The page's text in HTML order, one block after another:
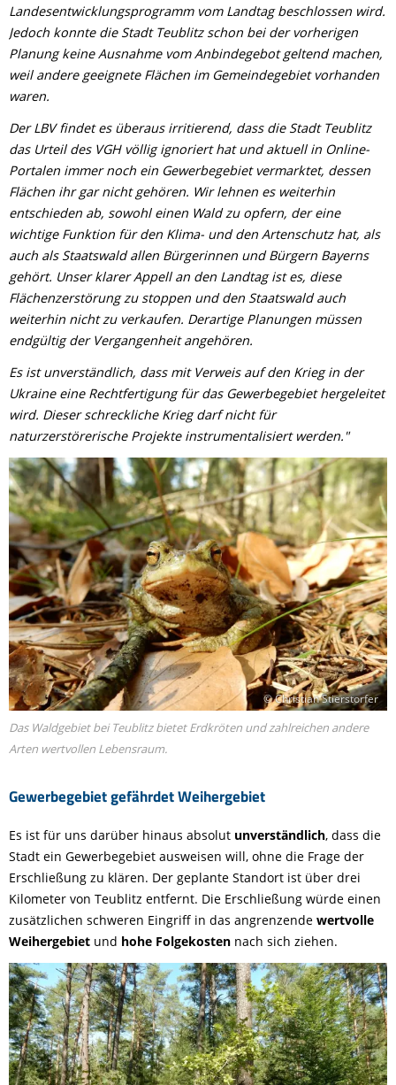
Landesentwicklungsprogramm vom Landtag beschlossen wird.
Jedoch konnte die Stadt Teublitz schon bei der vorherigen
Planung keine Ausnahme vom Anbindegebot geltend machen,
weil andere geeignete Flächen im Gemeindegebiet vorhanden
waren.
Der LBV findet es überaus irritierend, dass die Stadt Teublitz
das Urteil des VGH völlig ignoriert hat und aktuell in Online-
Portalen immer noch ein Gewerbegebiet vermarktet, dessen
Flächen ihr gar nicht gehören. Wir lehnen es weiterhin
entschieden ab, sowohl einen Wald zu opfern, der eine
wichtige Funktion für den Klima- und den Artenschutz hat, als
auch als Staatswald allen Bürgerinnen und Bürgern Bayerns
gehört. Unser klarer Appell an den Landtag ist es, diese
Flächenzerstörung zu stoppen und den Staatswald auch
weiterhin nicht zu verkaufen. Derartige Planungen müssen
endgültig der Vergangenheit angehören.
Es ist unverständlich, dass mit Verweis auf den Krieg in der
Ukraine eine Rechtfertigung für das Gewerbegebiet hergeleitet
wird. Dieser schreckliche Krieg darf nicht für
naturzerstörerische Projekte instrumentalisiert werden."
Gewerbegebiet gefährdet Weihergebiet
© Christian Stierstorfer
Das Waldgebiet bei Teublitz bietet Erdkröten und zahlreichen andere
Arten wertvollen Lebensraum.
Es ist für uns darüber hinaus absolut unverständlich, dass die
Stadt ein Gewerbegebiet ausweisen will, ohne die Frage der
Erschließung zu klären. Der geplante Standort ist über drei
Kilometer von Teublitz entfernt. Die Erschließung würde einen
zusätzlichen schweren Eingriff in das angrenzende wertvolle
Weihergebiet und hohe Folgekosten nach sich ziehen.